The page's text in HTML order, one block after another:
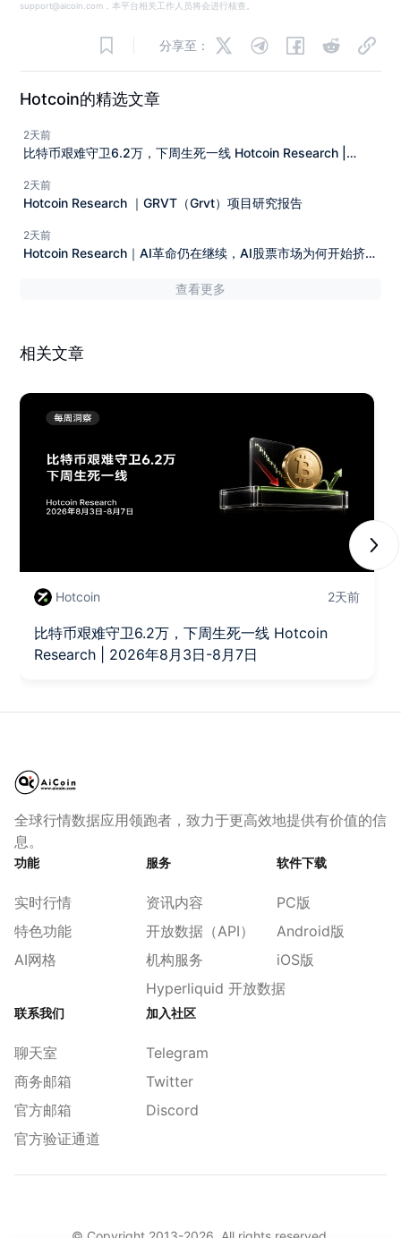
support@aicoin.com，本平台相关工作人员将会进行核查。
分享至：
Hotcoin的精选文章
2天前
比特币艰难守卫6.2万，下周生死一线 Hotcoin Research |
2天前
Hotcoin Research ｜GRVT（Grvt）项目研究报告
2天前
Hotcoin Research｜AI革命仍在继续，AI股票市场为何开始挤泡
查看更多
相关文章
Hotcoin 2天前
比特币艰难守卫6.2万，下周生死一线 Hotcoin
Research | 2026年8月3日-8月7日
全球行情数据应用领跑者，致力于更高效地提供有价值的信
息。
功能
实时行情
特色功能
AI网格
服务
资讯内容
开放数据（API）
机构服务
Hyperliquid 开放数据
软件下载
PC版
Android版
iOS版
联系我们
聊天室
商务邮箱
官方邮箱
官方验证通道
加入社区
Telegram
Twitter
Discord